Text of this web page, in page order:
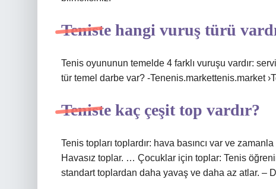
Teniste hangi vuruş türü
Tenis oyununun temelde 4 farklı vuruşu vardır:
tür temel darbe var? -Tenenis.markettenis.market
Teniste kaç çeşit top vardır?
Tenis topları toplardır: hava basıncı var ve
Havasız toplar. … Çocuklar için toplar: Tenis
standart toplardan daha yavaş ve daha az atlar. –